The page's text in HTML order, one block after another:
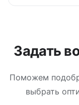
Задать
Поможем
выбрать